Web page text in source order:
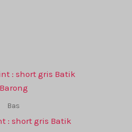
Bas
: short gris Batik